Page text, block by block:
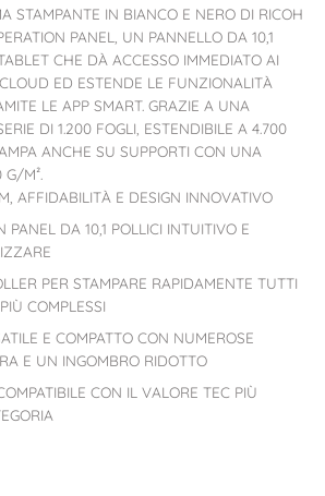
STAMPANTE IN BIANCO E NERO DI RICOH
PANEL, UN PANNELLO DA 10,1
CHE DÀ ACCESSO IMMEDIATO AI
ED ESTENDE LE FUNZIONALITÀ
LE APP SMART. GRAZIE A UNA
DI 1.200 FOGLI, ESTENDIBILE A 4.700
ANCHE SU SUPPORTI CON UNA
G/M².
AFFIDABILITÀ E DESIGN INNOVATIVO
PANEL DA 10,1 POLLICI INTUITIVO E
PER STAMPARE RAPIDAMENTE TUTTI
COMPLESSI
E COMPATTO CON NUMEROSE
E UN INGOMBRO RIDOTTO
CON IL VALORE TEC PIÙ